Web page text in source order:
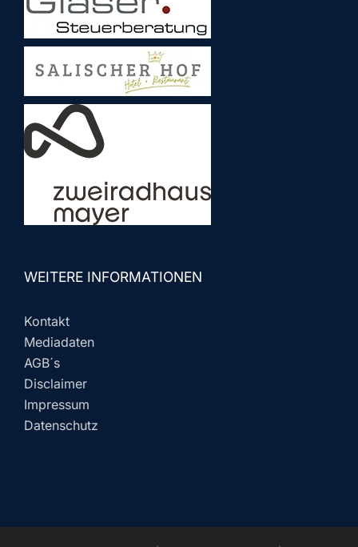
WEITERE INFORMATIONEN
Kontakt
Mediadaten
AGB´s
Disclaimer
Impressum
Datenschutz